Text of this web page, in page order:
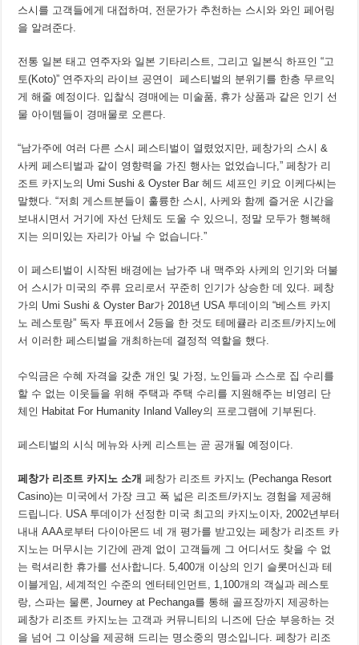
스시를 고객들에게 대접하며, 전문가가 추천하는 스시와 와인 페어링
을 알려준다.
전통 일본 태고 연주자와 일본 기타리스트, 그리고 일본식 하프인 “고
토(Koto)” 연주자의 라이브 공연이 페스티벌의 분위기를 한층 무르익
게 해줄 예정이다. 입찰식 경매에는 미술품, 휴가 상품과 같은 인기 선
물 아이템들이 경매물로 오른다.
“남가주에 여러 다른 스시 페스티벌이 열렸었지만, 페창가의 스시 &
사케 페스티벌과 같이 영향력을 가진 행사는 없었습니다,” 페창가 리
조트 카지노의 Umi Sushi & Oyster Bar 헤드 셰프인 키요 이케다씨는
말했다. “저희 게스트분들이 훌륭한 스시, 사케와 함께 즐거운 시간을
보내시면서 거기에 자선 단체도 도울 수 있으니, 정말 모두가 행복해
지는 의미있는 자리가 아닐 수 없습니다.”
이 페스티벌이 시작된 배경에는 남가주 내 맥주와 사케의 인기와 더불
어 스시가 미국의 주류 요리로서 꾸준히 인기가 상승한 데 있다. 페창
가의 Umi Sushi & Oyster Bar가 2018년 USA 투데이의 “베스트 카지
노 레스토랑” 독자 투표에서 2등을 한 것도 테메큘라 리조트/카지노에
서 이러한 페스티벌을 개최하는데 결정적 역할을 했다.
수익금은 수혜 자격을 갖춘 개인 및 가정, 노인들과 스스로 집 수리를
할 수 없는 이웃들을 위해 주택과 주택 수리를 지원해주는 비영리 단
체인 Habitat For Humanity Inland Valley의 프로그램에 기부된다.
페스티벌의 시식 메뉴와 사케 리스트는 곧 공개될 예정이다.
페창가 리조트 카지노 소개 페창가 리조트 카지노 (Pechanga Resort
Casino)는 미국에서 가장 크고 폭 넓은 리조트/카지노 경험을 제공해
드립니다. USA 투데이가 선정한 미국 최고의 카지노이자, 2002년부터
내내 AAA로부터 다이아몬드 네 개 평가를 받고있는 페창가 리조트 카
지노는 머무시는 기간에 관계 없이 고객들께 그 어디서도 찾을 수 없
는 럭셔리한 휴가를 선사합니다. 5,400개 이상의 인기 슬롯머신과 테
이블게임, 세계적인 수준의 엔터테인먼트, 1,100개의 객실과 레스토
랑, 스파는 물론, Journey at Pechanga를 통해 골프장까지 제공하는
페창가 리조트 카지노는 고객과 커뮤니티의 니즈에 단순 부응하는 것
을 넘어 그 이상을 제공해 드리는 명소중의 명소입니다. 페창가 리조